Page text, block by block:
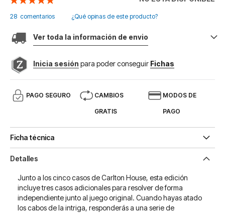
imágenes
28 comentarios ¿Qué opinas de este producto?
Ver toda la información de envio
Inicia sesión para poder conseguir Fichas
PAGO SEGURO CAMBIOS
GRATIS
MODOS DE
PAGO
Ficha técnica
Detalles
Junto a los cinco casos de Carlton House, esta edición
incluye tres casos adicionales para resolver de forma
independiente junto al juego original. Cuando hayas atado
los cabos de la intriga, responderás a una serie de